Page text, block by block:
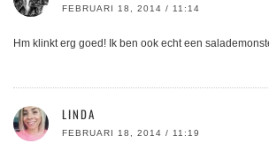
FEBRUARI 18, 2014 / 11:14
Hm klinkt erg goed! Ik ben ook echt een
LINDA
FEBRUARI 18, 2014 / 11:19